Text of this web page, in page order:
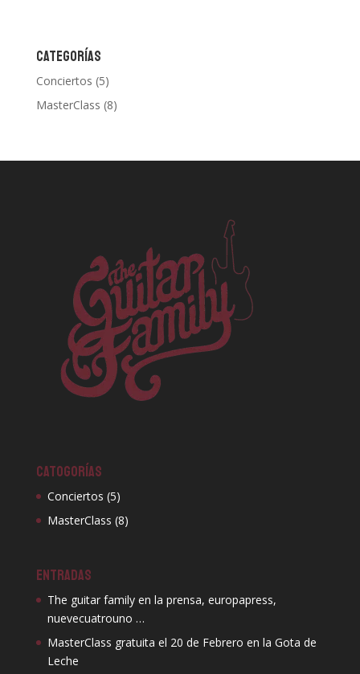
CATEGORÍAS
Conciertos (5)
MasterClass (8)
CATOGORÍAS
Conciertos (5)
MasterClass (8)
ENTRADAS
The guitar family en la prensa, europapress,
nuevecuatrouno …
MasterClass gratuita el 20 de Febrero en la Gota de
Leche